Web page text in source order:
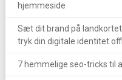
hjemmeside
Sæt dit brand på
tryk din digitale identitet
7 hemmelige seo-tricks til